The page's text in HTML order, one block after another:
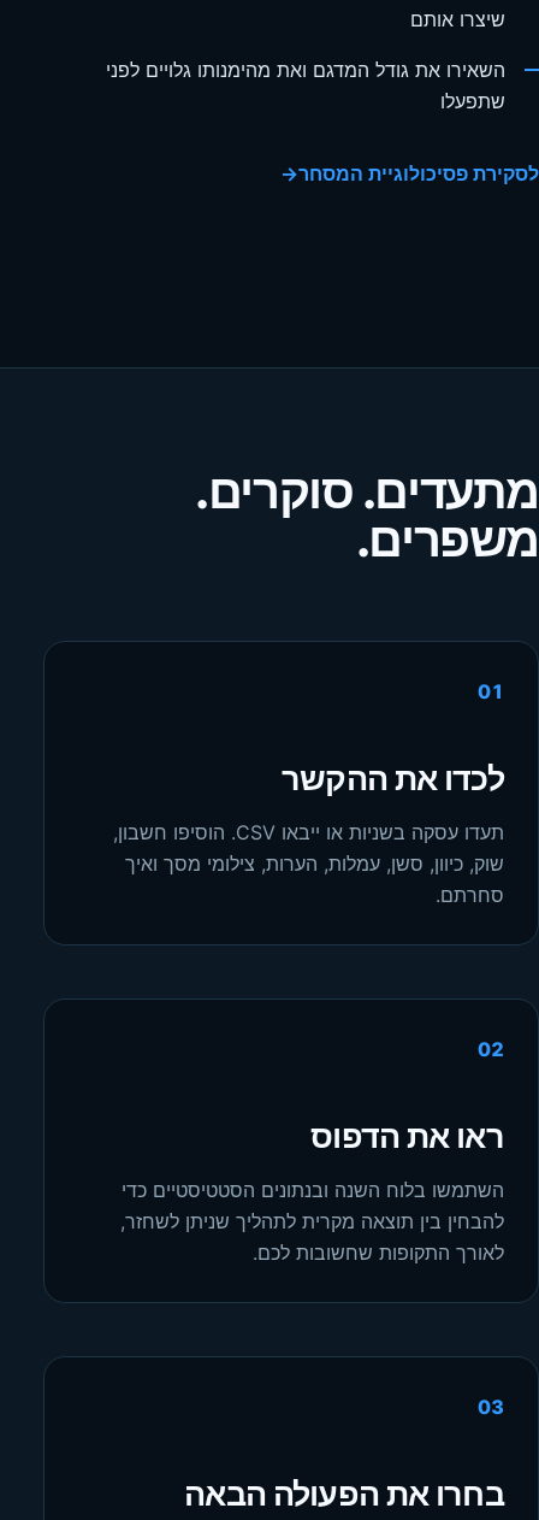
שיצרו אותם
השאירו את גודל המדגם ואת מהימנותו גלויים לפני
שתפעלו
לסקירת פסיכולוגיית המסחר→
מתעדים. סוקרים.
משפרים.
01
לכדו את ההקשר
תעדו עסקה בשניות או ייבאו CSV. הוסיפו חשבון,
שוק, כיוון, סשן, עמלות, הערות, צילומי מסך ואיך
סחרתם.
02
ראו את הדפוס
השתמשו בלוח השנה ובנתונים הסטטיסטיים כדי
להבחין בין תוצאה מקרית לתהליך שניתן לשחזר,
לאורך התקופות שחשובות לכם.
03
בחרו את הפעולה הבאה